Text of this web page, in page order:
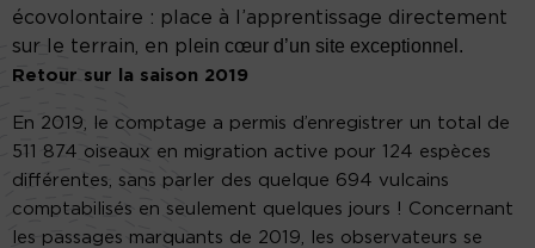
écovolontaire : place à l’apprentissage directement
sur le terrain, en pl ein cœur d’un site exceptionnel.
Retour sur la saison 2019
En 2019, le comptage a permis d’enregistrer un total de
511 874 oiseaux en migration active pour 124 espèces
différentes, sans parler des quelque 694 vulcains
comptabilisés en seulement quelques jours ! Concernant
les passages marquants de 2019, les observateurs se